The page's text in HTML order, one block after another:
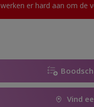
werken er hard aan om de
Vind